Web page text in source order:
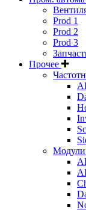
Prod 1
Prod 2
Prod 3
Прочее
Модули